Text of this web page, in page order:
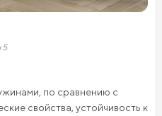
5
по сравнению с
свойства, устойчивость к